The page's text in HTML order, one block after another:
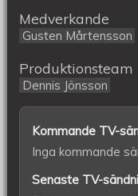
Medverkande
Gusten Mårtensson
Produktionsteam
Dennis Jönsson
Kommande TV-
Inga kommande
Senaste TV-